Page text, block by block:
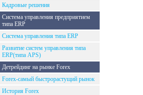
Кадровые решения
Система управления предприятием
типа ERP
Система управления типа ERP
Развитие систем управления типа
ERP(типа APS)
Детрейдинг на рынке Forex
Forex-самый быстрорастущий рынок
История Forex